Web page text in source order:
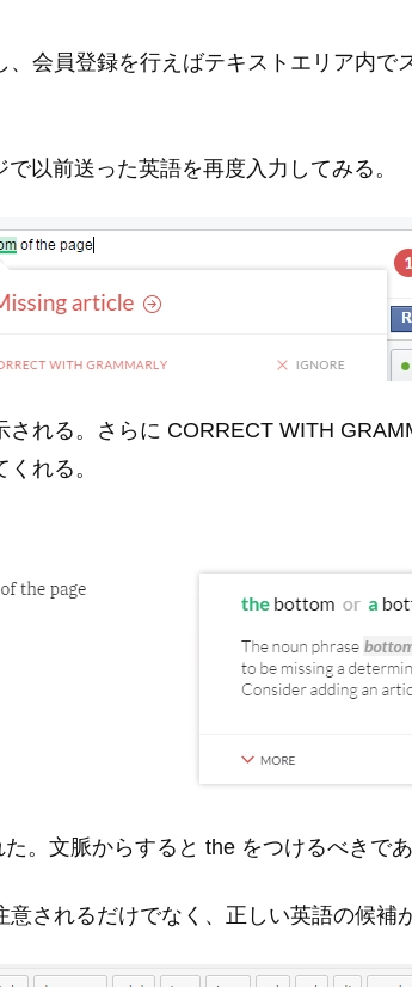
、会員登録を行えばテキストエリア内で
以前送った英語を再度入力してみる。
される。さらに CORRECT WITH
れる。
。文脈からすると the をつけるべきであ
されるだけでなく、正しい英語の候補